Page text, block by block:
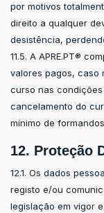
por motivos
direito a qualquer
desistência,
11.5. A APRE.PT®
valores pagos, caso
curso nas
cancelamento do
mínimo de
12. Proteção
12.1. Os dados
registo e/ou
legislação em vigor